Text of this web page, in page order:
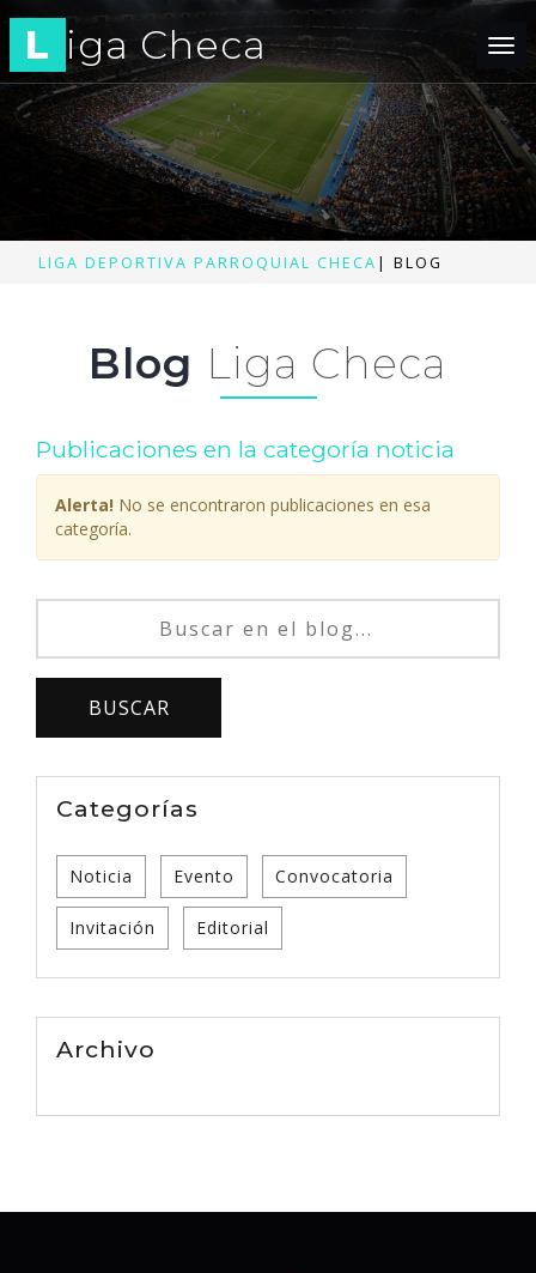
L iga Checa
LIGA DEPORTIVA PARROQUIAL CHECA | BLOG
Blog Liga Checa
Publicaciones en la categoría noticia
Alerta! No se encontraron publicaciones en esa
categoría.
Categorías
Noticia Evento Convocatoria
Invitación Editorial
Archivo